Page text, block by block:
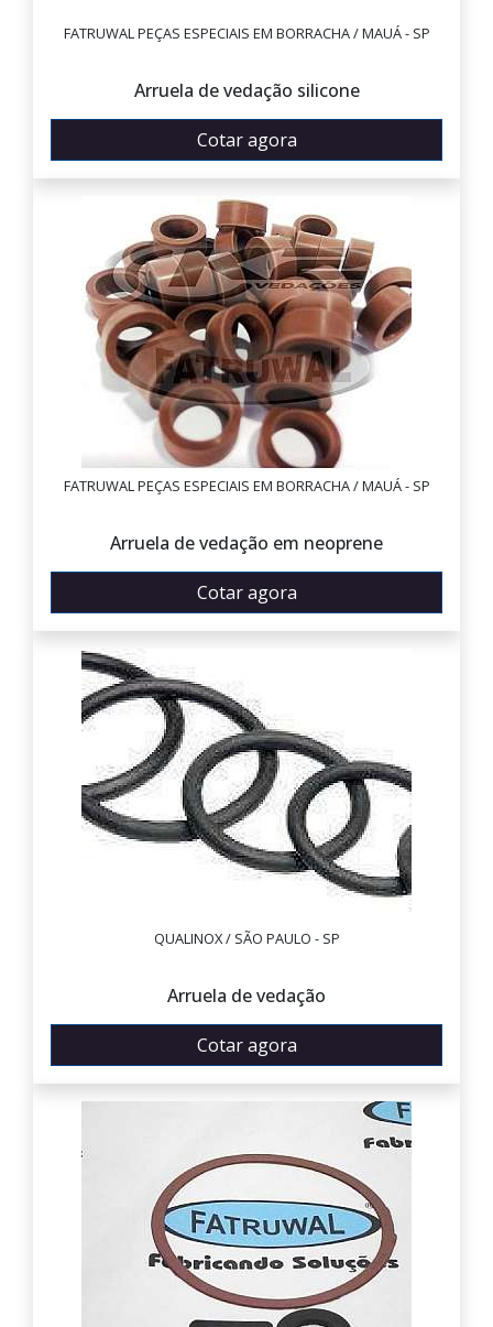
FATRUWAL PEÇAS ESPECIAIS EM BORRACHA / MAUÁ - SP
Arruela de vedação silicone
Cotar agora
FATRUWAL PEÇAS ESPECIAIS EM BORRACHA / MAUÁ - SP
Arruela de vedação em neoprene
Cotar agora
QUALINOX / SÃO PAULO - SP
Arruela de vedação
Cotar agora